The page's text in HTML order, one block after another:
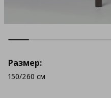
Размер:
150/260 см